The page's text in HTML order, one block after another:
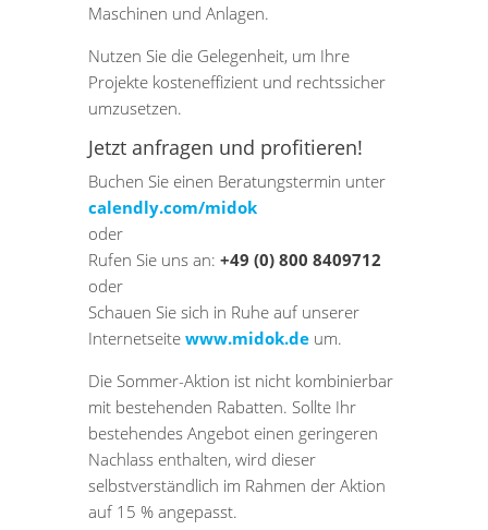
Maschinen und Anlagen.
Nutzen Sie die Gelegenheit, um Ihre
Projekte kosteneffizient und rechtssicher
umzusetzen.
Jetzt anfragen und profitieren!
Buchen Sie einen Beratungstermin unter
calendly.com/midok
oder
Rufen Sie uns an: +49 (0) 800 8409712
oder
Schauen Sie sich in Ruhe auf unserer
Internetseite www.midok.deum.
Die Sommer-Aktion ist nicht kombinierbar
mit bestehenden Rabatten. Sollte Ihr
bestehendes Angebot einen geringeren
Nachlass enthalten, wird dieser
selbstverständlich im Rahmen der Aktion
auf 15 % angepasst.